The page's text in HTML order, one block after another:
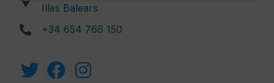
Illes Balears
+34 654 766 150